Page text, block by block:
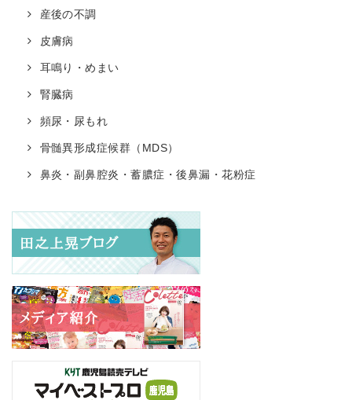
産後の不調
皮膚病
耳鳴り・めまい
腎臓病
頻尿・尿もれ
骨髄異形成症候群（MDS）
鼻炎・副鼻腔炎・蓄膿症・後鼻漏・花粉症